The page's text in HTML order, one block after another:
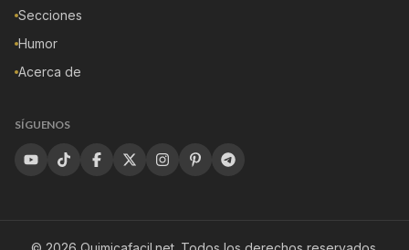
Secciones
Humor
Acerca de
SÍGUENOS